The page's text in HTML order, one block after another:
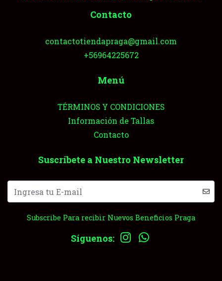
Contacto
contactotiendapraga@gmail.com
+56964225672
Menú
TÉRMINOS Y CONDICIONES
Información de Tallas
Contacto
Suscríbete a Nuestro Newsletter
Subscribe Para recibir Nuevos Beneficios Praga
Síguenos: